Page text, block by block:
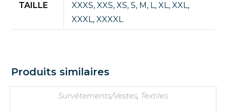
TAILLE XXXS,XXS,XS,S, M , L,XL,XXL,
XXXL,XXXXL
Produits similaires
Survêtements/Vestes, Textiles